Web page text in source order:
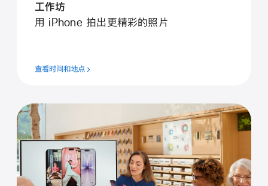
工作坊
用 iPhone 拍出更精彩的照片
查看时间和地点